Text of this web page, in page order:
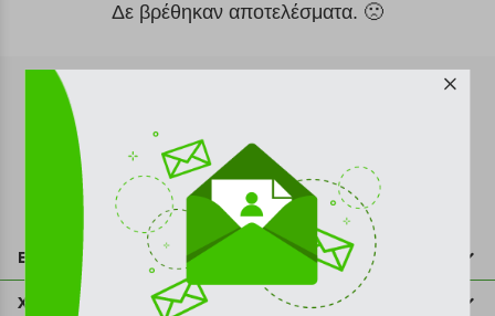
Δε βρέθηκαν αποτελέσματα. 🙁
Εγγραφή στο newsletter
Επικοινωνία
211 2000 700
Χρήσιμες πληροφορίες